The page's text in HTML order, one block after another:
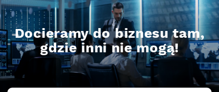
Docieramy do biznesu tam,
gdzie inni nie mogą!